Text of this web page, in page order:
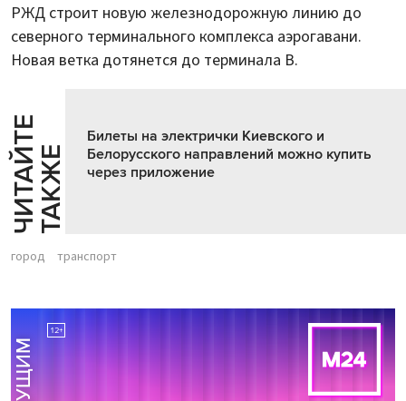
РЖД строит новую железнодорожную линию до
северного терминального комплекса аэрогавани.
Новая ветка дотянется до терминала В.
Ч
И
Т
АЙ
Т
Е
Т
А
К
ЖЕ
Билеты на электрички Киевского и
Белорусского направлений можно купить
через приложение
город транспорт